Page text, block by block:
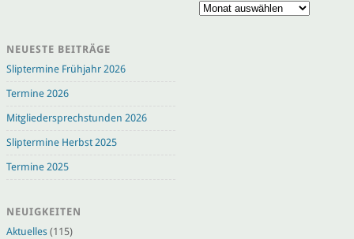
NEUESTE BEITRÄGE
Sliptermine Frühjahr 2026
Termine 2026
Mitgliedersprechstunden 2026
Sliptermine Herbst 2025
Termine 2025
NEUIGKEITEN
Aktuelles(115)
Archiv